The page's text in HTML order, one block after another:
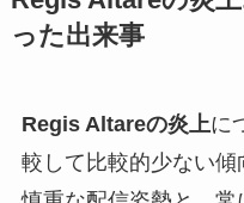
った出来事
Regis Altareの炎上に
較して比較的少ない